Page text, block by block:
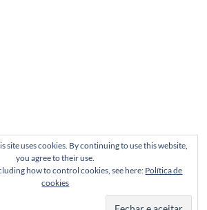
site uses cookies. By continuing to use this website,
you agree to their use.
how to control cookies, see here: Política de
cookies